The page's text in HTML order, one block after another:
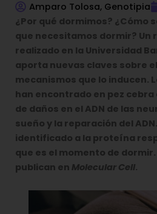
Amparo Tolosa, Genotipia
¿Por qué dormimos? ¿Cómo
que necesitamos dormir? Un
realizado en la Universidad
aporta nuevas claves sobre
mecanismos que lo inducen.
han encontrado en pez
de daños en el ADN de las
sueño y la reparación del
identificado a la proteína
que es el momento de
publican en Molecular Cell.